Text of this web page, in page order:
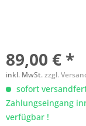
89,00 € *
inkl. MwSt.zzgl.
sofort
Zahlungseingang
verfügbar !